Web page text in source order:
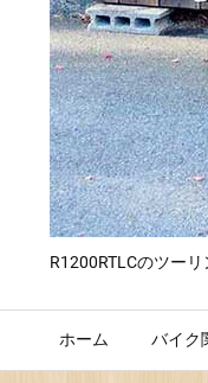
R1200RTLCのツー
ホーム バイク